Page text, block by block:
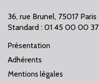
36, rue Brunel, 75017 Paris
Standard : 01 45 00 00 37
Présentation
Adhérents
Mentions légales